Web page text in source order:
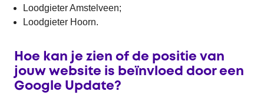
Loodgieter Amstelveen;
Loodgieter Hoorn.
Hoe kan je zien of de positie van
jouw website is beïnvloed door een
Google Update?